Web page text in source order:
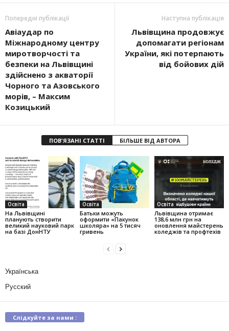
Попередні публікації
Авіаудар по
Міжнародному центру
миротворчості та
безпеки на Львівщині
здійснено з акваторії
Чорного та Азовського
морів, – Максим
Козицький
Наступна публікація
Львівщина продовжує
допомагати регіонам
України, які потерпають
від бойових дій
ПОВ'ЯЗАНІ СТАТТІ БІЛЬШЕ ВІД АВТОРА
Освіта
На Львівщині
планують створити
великий науковий парк
на базі ДонНТУ
Освіта
Батьки можуть
оформити «Пакунок
школяра» на 5 тисяч
гривень
Освіта
Львівщина отримає
138,6 млн грн на
оновлення майстерень
коледжів та профтехів
Українська
Русский
Слідкуйте за нами :